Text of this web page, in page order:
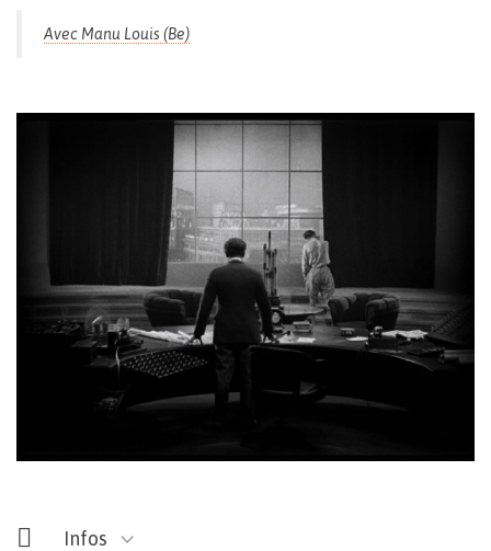
Fermé les lundis
Avec Manu Louis (Be)
Infos